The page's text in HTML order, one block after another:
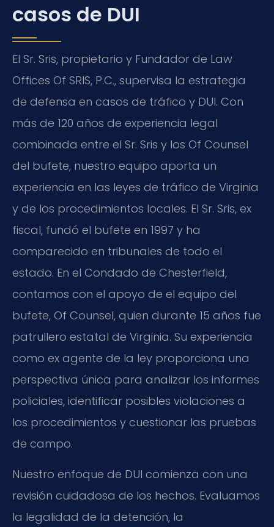
casos de DUI
El Sr. Sris, propietario y Fundador de Law
Offices Of SRIS, P.C., supervisa la estrategia
de defensa en casos de tráfico y DUI. Con
más de 120 años de experiencia legal
combinada entre el Sr. Sris y los Of Counsel
del bufete, nuestro equipo aporta un
experiencia en las leyes de tráfico de Virginia
y de los procedimientos locales. El Sr. Sris, ex
fiscal, fundó el bufete en 1997 y ha
comparecido en tribunales de todo el
estado. En el Condado de Chesterfield,
contamos con el apoyo de el equipo del
bufete, Of Counsel, quien durante 15 años fue
patrullero estatal de Virginia. Su experiencia
como ex agente de la ley proporciona una
perspectiva única para analizar los informes
policiales, identificar posibles violaciones a
los procedimientos y cuestionar las pruebas
de campo.
Nuestro enfoque de DUI comienza con una
revisión cuidadosa de los hechos. Evaluamos
la legalidad de la detención, la